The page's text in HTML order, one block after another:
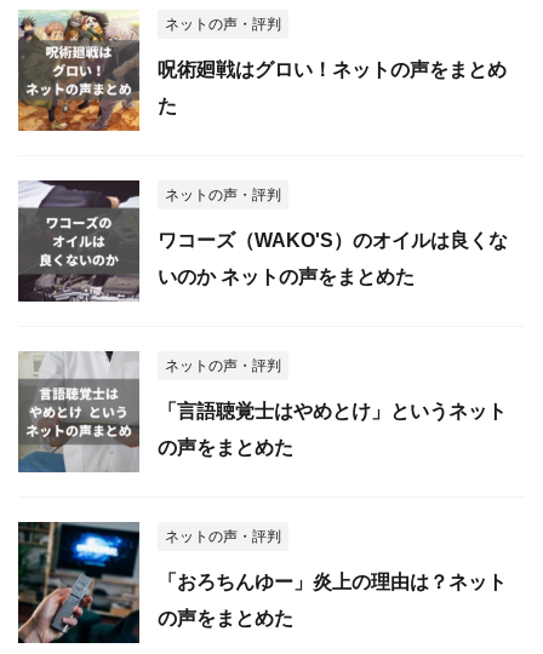
ネットの声・評判
呪術廻戦はグロい！ネットの声をまとめ
た
ネットの声・評判
ワコーズ（WAKO'S）のオイルは良くな
いのか ネットの声をまとめた
ネットの声・評判
「言語聴覚士はやめとけ」というネット
の声をまとめた
ネットの声・評判
「おろちんゆー」炎上の理由は？ネット
の声をまとめた